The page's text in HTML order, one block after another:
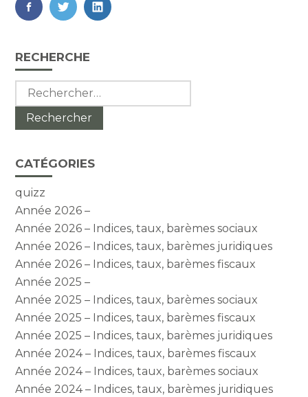
FaceBook
TwitterLinkedIn
Blog
sidebar
RECHERCHE
Rechercher :
CATÉGORIES
quizz
Année 2026 –
Année 2026 – Indices, taux, barèmes sociaux
Année 2026 – Indices, taux, barèmes juridiques
Année 2026 – Indices, taux, barèmes fiscaux
Année 2025 –
Année 2025 – Indices, taux, barèmes sociaux
Année 2025 – Indices, taux, barèmes fiscaux
Année 2025 – Indices, taux, barèmes juridiques
Année 2024 – Indices, taux, barèmes fiscaux
Année 2024 – Indices, taux, barèmes sociaux
Année 2024 – Indices, taux, barèmes juridiques